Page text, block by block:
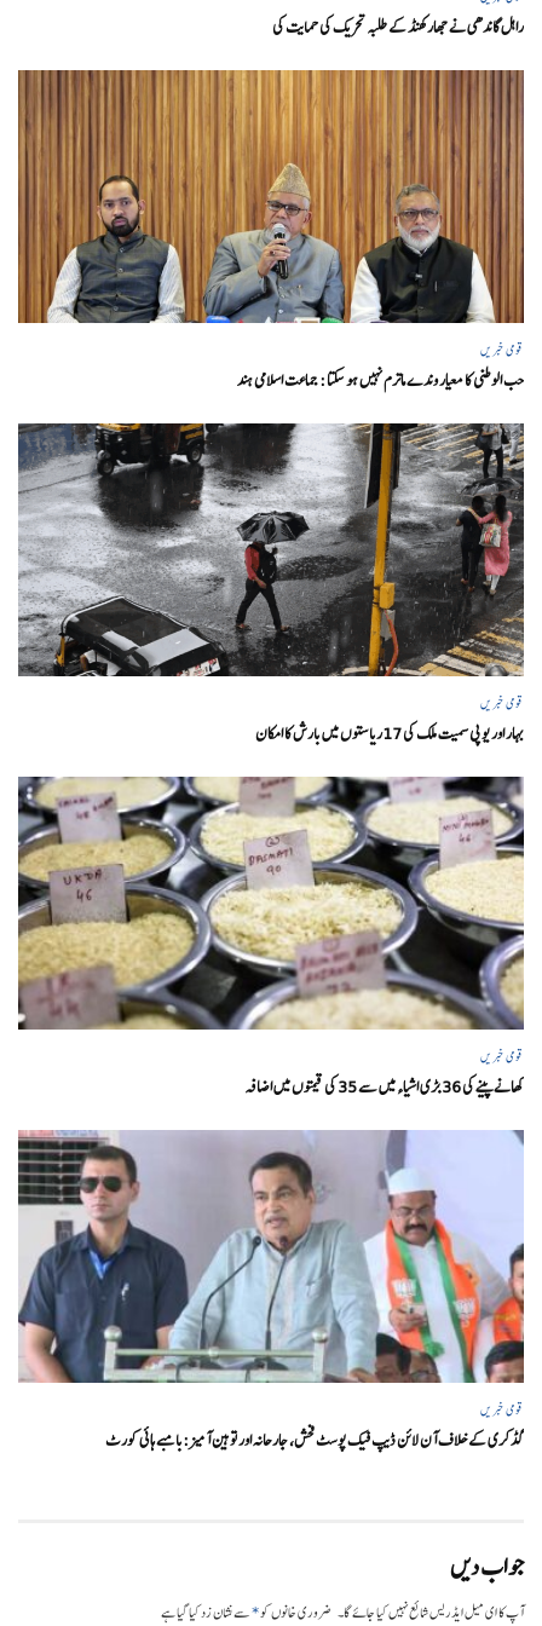
راہل گاندھی نے جھارکھنڈ کے طلبہ تحریک کی حمایت کی
قومی خبریں
حب الوطنی کا معیار وندے ماترم نہیں ہو سکتا : جماعت اسلامی ہند
قومی خبریں
بہار اور یو پی سمیت ملک کی 17ریاستوں میں بارش کا امکان
قومی خبریں
کھانے پینے کی 36 بڑی اشیاء میں سے 35 کی قیمتوں میں اضافہ
قومی خبریں
گڈکری کے خلاف آن لائن ڈیپ فیک پوسٹ فحش، جارحانہ اور توہین آمیز:بامبے ہائی کورٹ
جواب دیں
آپ کا ای میل ایڈریس شائع نہیں کیا جائے گا۔ ضروری خانوں کو*سے نشان زد کیا گیا ہے